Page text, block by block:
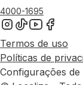
4000-1695
Termos de uso
Políticas de
Configurações de